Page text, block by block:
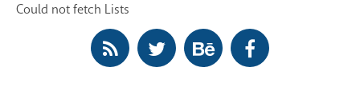
Could not fetch Lists